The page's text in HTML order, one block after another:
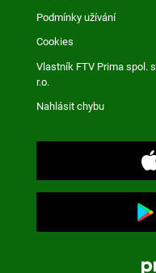
Podmínky užívání
Cookies
Vlastník FTV Prima spol. s
r.o.
Nahlásit chybu